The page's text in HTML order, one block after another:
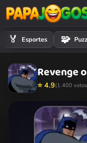
🏅 Esportes 🧩
Revenge
⭐ 4.9(1.400